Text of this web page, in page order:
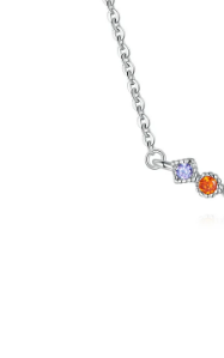
Doprava a platba
Obchodné podmienky